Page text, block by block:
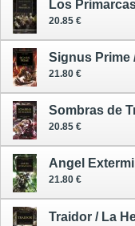
Los
20.85 €
Signus Prime
21.80 €
Sombras de
20.85 €
Angel
21.80 €
Traidor / La